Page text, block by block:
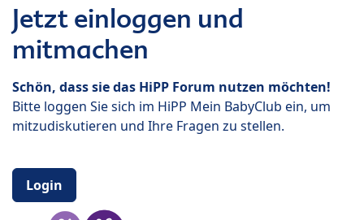
Jetzt einloggen und
mitmachen
Schön, dass sie das HiPP Forum nutzen möchten!
Bitte loggen Sie sich im HiPP Mein BabyClub ein, um
mitzudiskutieren und Ihre Fragen zu stellen.
Login